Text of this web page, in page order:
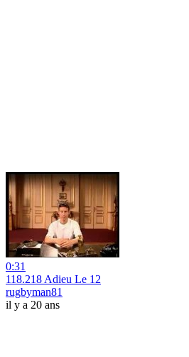
0:31
118.218 Adieu Le 12
rugbyman81
il y a 20 ans